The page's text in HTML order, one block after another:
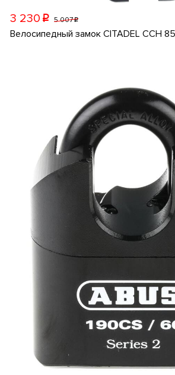
3 230 p 5 007p
Велосипедный замок CITADEL CCH